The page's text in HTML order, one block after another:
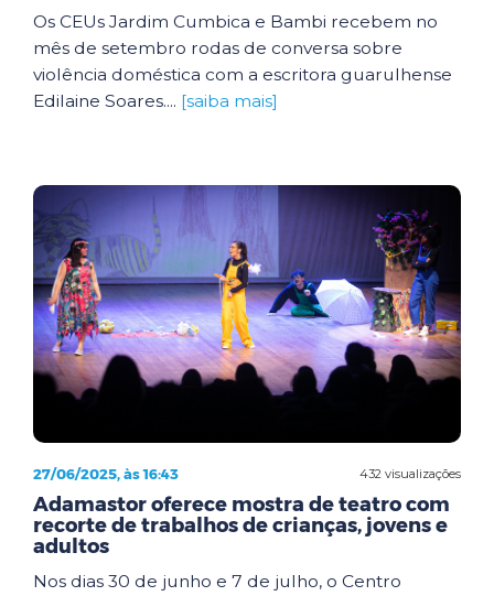
Os CEUs Jardim Cumbica e Bambi recebem no
mês de setembro rodas de conversa sobre
violência doméstica com a escritora guarulhense
Edilaine Soares.... [saiba mais]
432 visualizações
27/06/2025, às 16:43
Adamastor oferece mostra de teatro com
recorte de trabalhos de crianças, jovens e
adultos
Nos dias 30 de junho e 7 de julho, o Centro